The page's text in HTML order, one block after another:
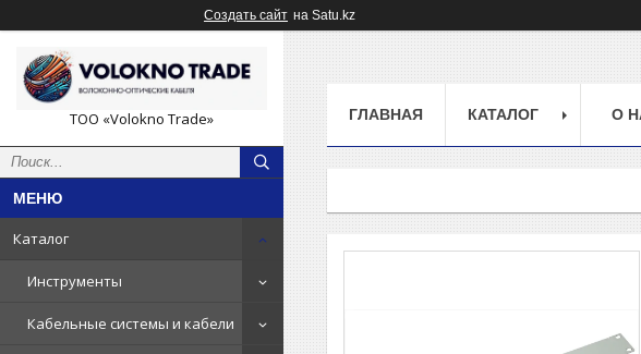
Создать сайт на Satu.kz
ТОО «Volokno Trade»
Каталог
Инструменты
Кабельные системы и кабели
ГЛАВНАЯ КАТАЛОГ О